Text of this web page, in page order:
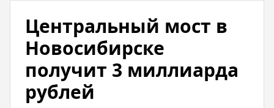
Центральный мост в
Новосибирске
получит 3 миллиарда
рублей